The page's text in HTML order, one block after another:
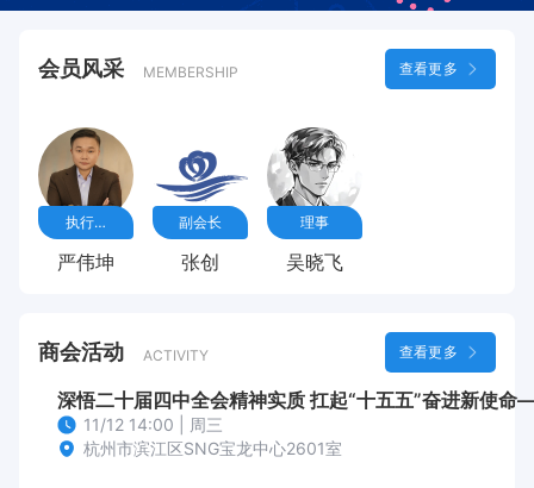
溪两地经济的联结桥梁，是政府与企
杭兰溪籍企业家提供服务的依托平
中为杭州、兰溪两地经济社会发展作
出积极贡献。 商会现有会员企业200
余家，涉及医药、房地产、食品、文
旅、物流、IT、通信、贸易、化工、
园林、金融投资等各个行业和领域，
其中不乏上市公司和行业知名企业。
京兰集团、元成股份、复基控股等在
业内都享有较高知名度。 商会的发展
壮大离不开会员，会员的发展与商会
的兴旺息息相关。商会积极为会员的
会员风采 MEMBERSHIP 查看更多
执行会长
严伟坤
副会长
张创
理事
吴晓飞
商会活动 ACTIVITY 查看更多
深悟二十届四中全会精神实质 扛起“
11/12 14:00 | 周三
杭州市滨江区SNG宝龙中心2601室